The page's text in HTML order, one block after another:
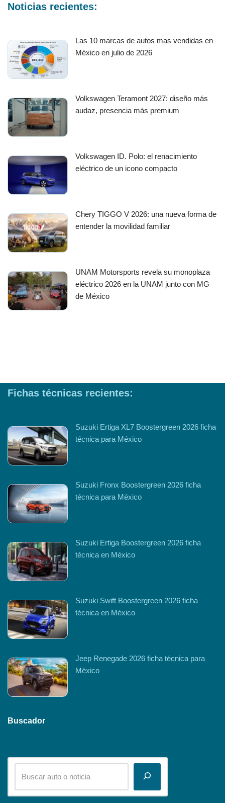
Noticias recientes:
Las 10 marcas de autos mas vendidas en
México en julio de 2026
Volkswagen Teramont 2027: diseño más
audaz, presencia más premium
Volkswagen ID. Polo: el renacimiento
eléctrico de un icono compacto
Chery TIGGO V 2026: una nueva forma de
entender la movilidad familiar
UNAM Motorsports revela su monoplaza
eléctrico 2026 en la UNAM junto con MG
de México
Fichas técnicas recientes:
Suzuki Ertiga XL7 Boostergreen 2026 ficha
técnica para México
Suzuki Fronx Boostergreen 2026 ficha
técnica para México
Suzuki Ertiga Boostergreen 2026 ficha
técnica en México
Suzuki Swift Boostergreen 2026 ficha
técnica en México
Jeep Renegade 2026 ficha técnica para
México
Buscador